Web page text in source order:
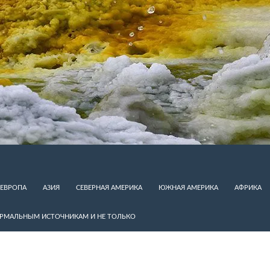
ЕВРОПА АЗИЯ СЕВЕРНАЯ АМЕРИКА ЮЖНАЯ АМЕРИКА АФРИКА
ИСТОЧНИКАМ И НЕ ТОЛЬКО